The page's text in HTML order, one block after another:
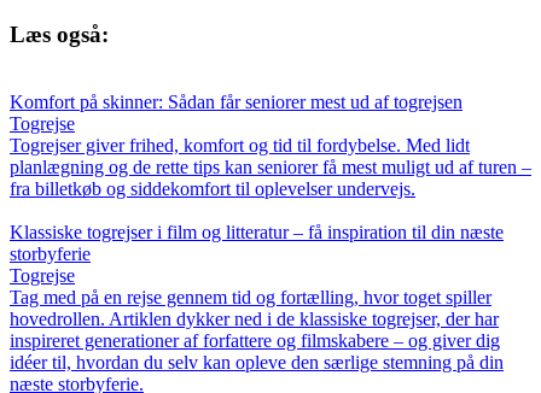
Læs også:
Komfort på skinner: Sådan får seniorer mest ud af togrejsen
Togrejse
Togrejser giver frihed, komfort og tid til fordybelse. Med lidt
planlægning og de rette tips kan seniorer få mest muligt ud af turen –
fra billetkøb og siddekomfort til oplevelser undervejs.
Klassiske togrejser i film og litteratur – få inspiration til din næste
storbyferie
Togrejse
Tag med på en rejse gennem tid og fortælling, hvor toget spiller
hovedrollen. Artiklen dykker ned i de klassiske togrejser, der har
inspireret generationer af forfattere og filmskabere – og giver dig
idéer til, hvordan du selv kan opleve den særlige stemning på din
næste storbyferie.